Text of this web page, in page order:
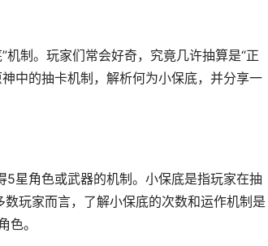
制。玩家们常会好奇，究竟几许抽算是“正
中的抽卡机制，解析何为小保底，并分享一
5星角色或武器的机制。小保底是指玩家在抽
玩家而言，了解小保底的次数和运作机制是
色。